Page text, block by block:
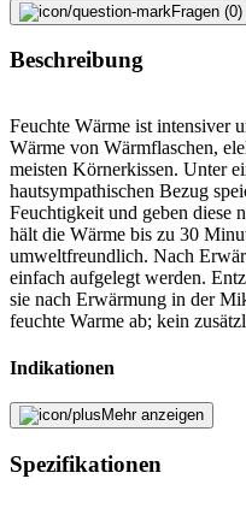
Fragen (0)
Beschreibung
Feuchte Wärme ist intensiver
Wärme von Wärmflaschen,
meisten Körnerkissen. Unter
hautsympathischen Bezug
Feuchtigkeit und geben diese
hält die Wärme bis zu 30
umweltfreundlich. Nach
einfach aufgelegt werden.
sie nach Erwärmung in der
feuchte Warme ab; kein
Indikationen
Muskelverspannungen, -
Spannungskopfschmerzen, bei
Menstruationsschmerzen,
Mehr anzeigen
Spezifikationen